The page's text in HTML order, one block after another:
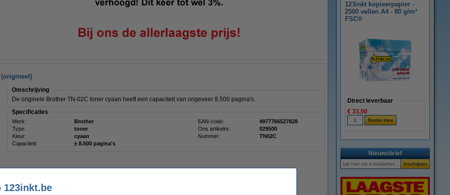
(origineel)
Omschrijving
De originele Brother TN-02C toner cyaan heeft een capaciteit van ongeveer 8.500 pagina's.
Specificaties
Merk: Brother EAN-code:
4977766527828
Type:
toner Ons artikelnr:
029500
Kleur:
cyaan Nummer:
TN02C
Capaciteit:
± 8.500 pagina's
123inkt kopieerpapier -
2500 vellen A4 - 80 g/m²
FSC®
Direct leverbaar
€ 33,50
Nieuwsbrief
123inkt.be